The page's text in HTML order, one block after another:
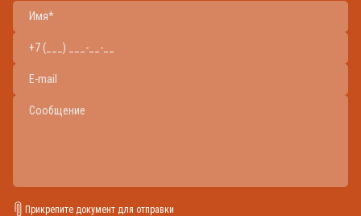
Прикрепите документ для отправки